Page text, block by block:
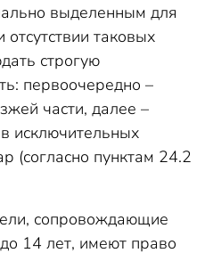
выделенным для
таковых
строгую
первоочередно –
части, далее –
исключительных
(согласно пунктам 24.2
сопровождающие
14 лет, имеют право